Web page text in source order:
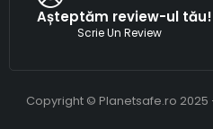
Așteptăm review-ul tău!
Scrie Un Review
Copyright © Planetsafe.ro